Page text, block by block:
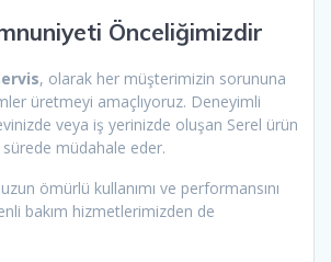
Önceliğimizdir
, olarak her müşterimizin sorununa
üretmeyi amaçlıyoruz. Deneyimli
veya iş yerinizde oluşan Serel ürün
sürede müdahale eder.
ömürlü kullanımı ve performansını
bakım hizmetlerimizden de